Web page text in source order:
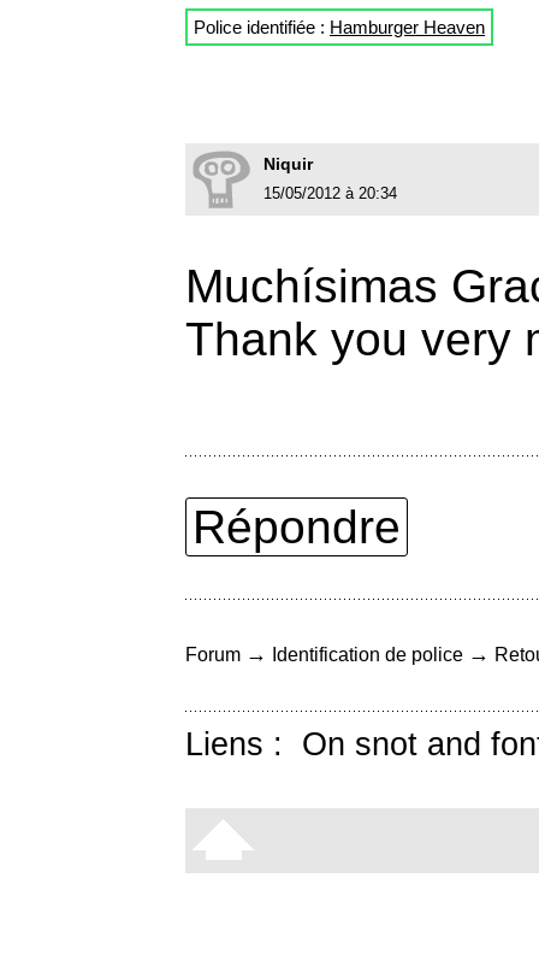
Police identifiée : Hamburger Heaven
Niquir
15/05/2012 à 20:34
Muchísimas
Thank you very
Répondre
Forum → Identification de police →
Liens : On snot and